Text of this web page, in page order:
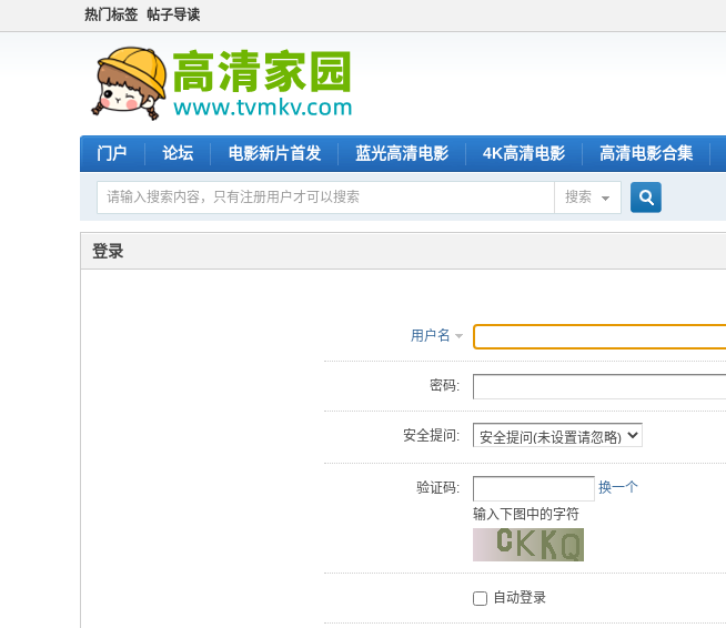
热门标签 帖子导读
门户 论坛 电影新片首发 蓝光高清电影 4K高清电影 高清电影合集
搜索
搜
索
登录
用户名
密码:
安全提问:
验证码:
换一个
输入下图中的字符
自动登录